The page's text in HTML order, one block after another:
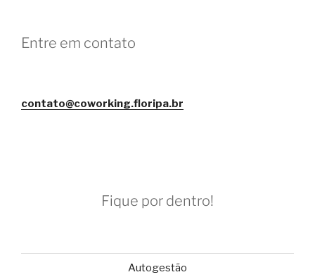
Entre em contato
contato@coworking.floripa.br
Fique por dentro!
Autogestão